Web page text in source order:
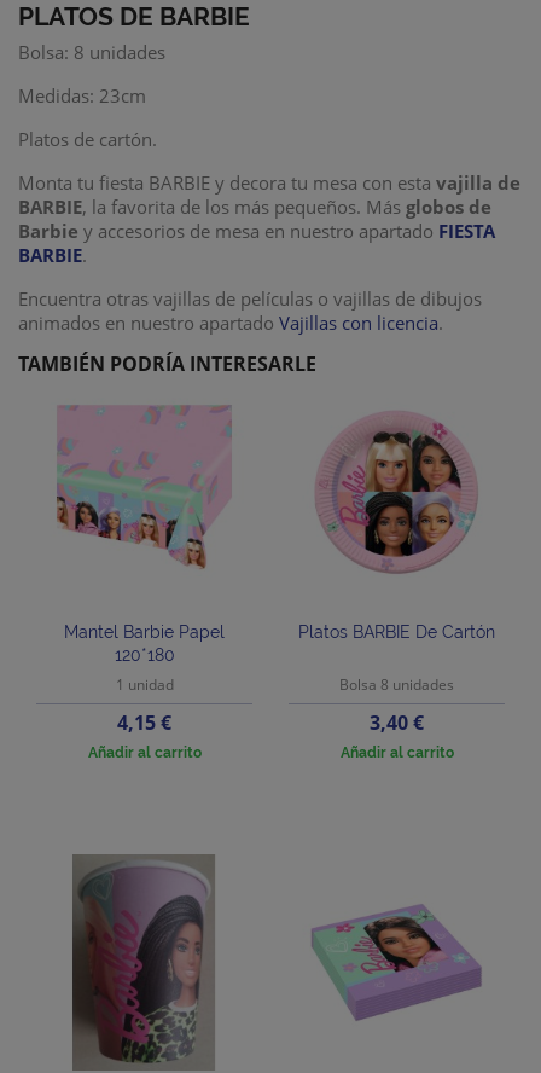
PLATOS DE BARBIE
Bolsa: 8 unidades
Medidas: 23cm
Platos de cartón.
Monta tu fiesta BARBIE y decora tu mesa con esta vajilla de
BARBIE, la favorita de los más pequeños. Más globos de
Barbie y accesorios de mesa en nuestro apartado FIESTA
BARBIE.
Encuentra otras vajillas de películas o vajillas de dibujos
animados en nuestro apartado Vajillas con licencia.
TAMBIÉN PODRÍA INTERESARLE
Mantel Barbie Papel
120*180
1 unidad
Precio
4,15 €
Añadir al carrito
Platos BARBIE De Cartón
Bolsa 8 unidades
Precio
3,40 €
Añadir al carrito